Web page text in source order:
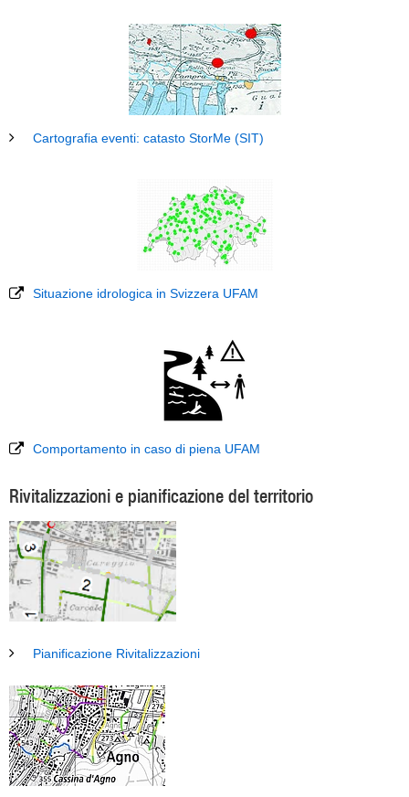
Cartografia eventi: catasto StorMe (SIT)
Situazione idrologica in Svizzera UFAM
Comportamento in caso di piena UFAM
Rivitalizzazioni e pianificazione del territorio
Pianificazione Rivitalizzazioni